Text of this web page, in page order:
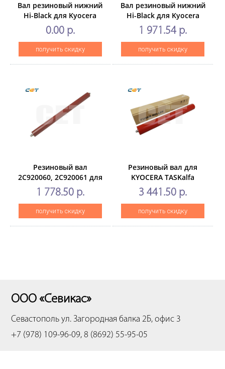
Вал резиновый нижний
Hi-Black для Kyocera
TASKalfa180/181/220/221
0.00 р.
получить скидку
Вал резиновый нижний
Hi-Black для Kyocera
ECOSYSP2235dn/P2040dn/
1 971.54 р.
получить скидку
Резиновый вал
2C920060, 2C920061 для
KYOCERAKM-
1620/1650/2050/2550/1635/2035
(CET), CET3382
1 778.50 р.
получить скидку
Резиновый вал для
KYOCERA TASKalfa
3500i/4500i/5500i(CET),
CET7809
3 441.50 р.
получить скидку
ООО «Севикас»
Севастополь ул. Загородная балка 2Б, офис 3
+7 (978) 109-96-09, 8 (8692) 55-95-05